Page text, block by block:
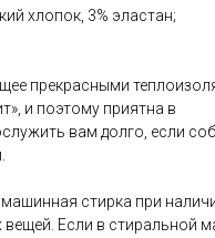
хлопок, 3% эластан;
прекрасными
и поэтому приятна в
вам долго, если
стирка при
Если в стиральной